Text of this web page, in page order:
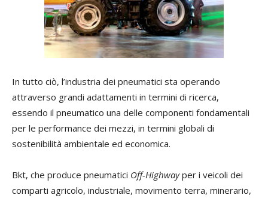
In tutto ciò, l’industria dei pneumatici sta operando
attraverso grandi adattamenti in termini di ricerca,
essendo il pneumatico una delle componenti fondamentali
per le performance dei mezzi, in termini globali di
sostenibilità ambientale ed economica.
Bkt, che produce pneumatici Off-Highwayper i veicoli dei
comparti agricolo, industriale, movimento terra, minerario,